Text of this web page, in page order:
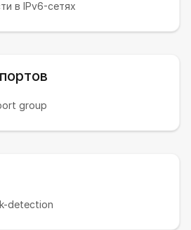
в IPv6-сетях
group
detection